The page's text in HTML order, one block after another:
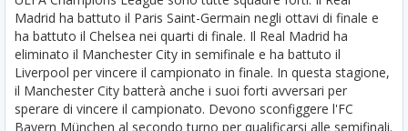
Madrid ha battuto il Paris Saint-Germain negli ottavi di finale e
ha battuto il Chelsea nei quarti di finale. Il Real Madrid ha
eliminato il Manchester City in semifinale e ha battuto il
Liverpool per vincere il campionato in finale. In questa stagione,
il Manchester City batterà anche i suoi forti avversari per
sperare di vincere il campionato. Devono sconfiggere l'FC
Bayern München al secondo turno per qualificarsi alle semifinali.